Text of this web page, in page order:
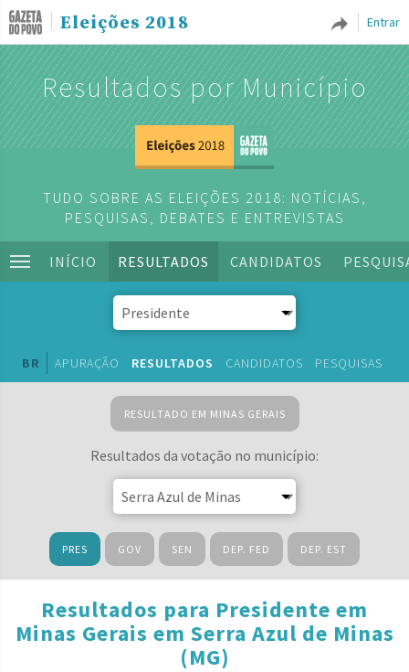
Entrar
Eleições 2018
Resultados por Município
TUDO SOBRE AS ELEIÇÕES 2018: NOTÍCIAS,
PESQUISAS, DEBATES E ENTREVISTAS
INÍCIO RESULTADOS CANDIDATOS
BR APURAÇÃO RESULTADOS CANDIDATOS PESQUISAS
RESULTADO EM MINAS GERAIS
Resultados da votação no município:
PRES GOV SEN DEP. FED DEP. EST
Resultados para Presidente em
Minas Gerais em Serra Azul de Minas
(MG)